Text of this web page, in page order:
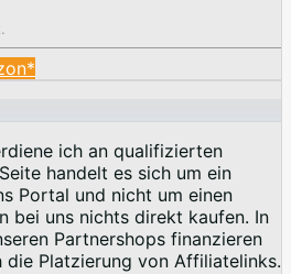
ich an qualifizierten
handelt es sich um ein
Portal und nicht um einen
bei uns nichts direkt kaufen. In
Partnershops finanzieren
Platzierung von Affiliatelinks.